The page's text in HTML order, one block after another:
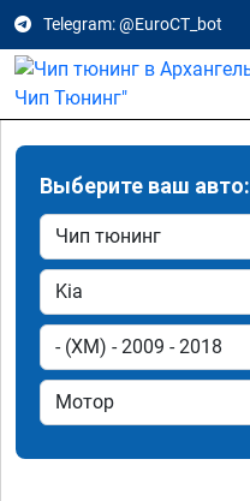
Telegram: @EuroCT_bot
Выберите ваш авто: